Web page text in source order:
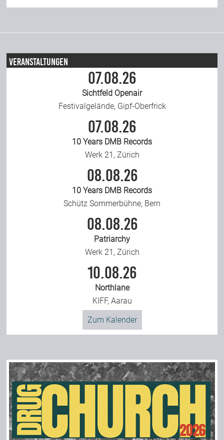
Veranstaltungen
07.08.26
Sichtfeld Openair
Festivalgelände, Gipf-Oberfrick
07.08.26
10 Years DMB Records
Werk 21, Zürich
08.08.26
10 Years DMB Records
Schütz Sommerbühne, Bern
08.08.26
Patriarchy
Werk 21, Zürich
10.08.26
Northlane
KIFF, Aarau
Zum Kalender